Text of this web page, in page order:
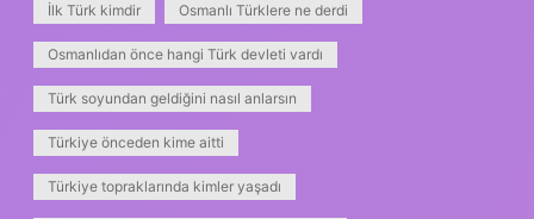
İlk Türk kimdir Osmanlı Türklere ne derdi
Osmanlıdan önce hangi Türk devleti vardı
Türk soyundan geldiğini nasıl anlarsın
Türkiye önceden kime aitti
Türkiye topraklarında kimler yaşadı